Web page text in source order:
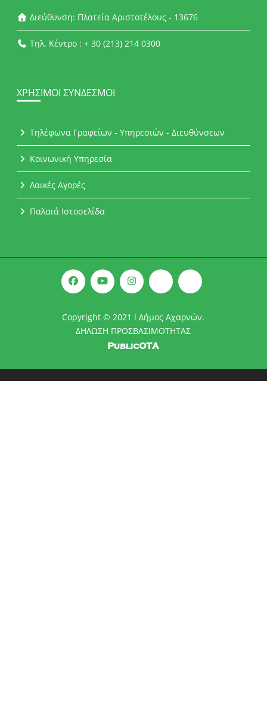
Διεύθυνση: Πλατεία Αριστοτέλους - 13676
Τηλ. Κέντρο : + 30 (213) 214 0300
ΧΡΉΣΙΜΟΙ ΣΎΝΔΕΣΜΟΙ
Τηλέφωνα Γραφείων - Υπηρεσιών - Διευθύνσεων
Κοινωνική Υπηρεσία
Λαικές Αγορές
Παλαιά Ιστοσελίδα
Copyright © 2021 l Δήμος Αχαρνών.
ΔΗΛΩΣΗ ΠΡΟΣΒΑΣΙΜΟΤΗΤΑΣ